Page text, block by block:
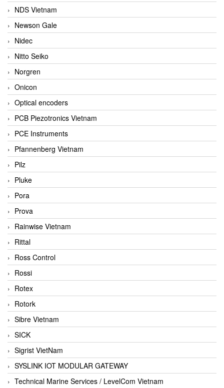
NDS Vietnam
Newson Gale
Nidec
Nitto Seiko
Norgren
Onicon
Optical encoders
PCB Piezotronics Vietnam
PCE Instruments
Pfannenberg Vietnam
Pilz
Pluke
Pora
Prova
Rainwise Vietnam
Rittal
Ross Control
Rossi
Rotex
Rotork
Sibre Vietnam
SICK
Sigrist VietNam
SYSLINK IOT MODULAR GATEWAY
Technical Marine Services / LevelCom Vietnam